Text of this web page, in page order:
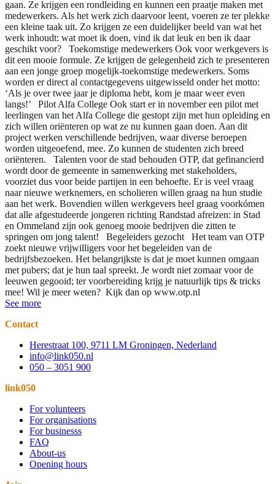
gaan. Ze krijgen een rondleiding en kunnen een praatje maken met
medewerkers. Als het werk zich daarvoor leent, voeren ze ter plekke
een kleine taak uit. Zo krijgen ze een duidelijker beeld van wat het
werk inhoudt: wat moet ik doen, vind ik dat leuk en ben ik daar
geschikt voor? Toekomstige medewerkers Ook voor werkgevers is
dit een mooie formule. Ze krijgen de gelegenheid zich te presenteren
aan een jonge groep mogelijk-toekomstige medewerkers. Soms
worden er direct al contactgegevens uitgewisseld onder het motto:
‘Als je over twee jaar je diploma hebt, kom je maar weer even
langs!’ Pilot Alfa College Ook start er in november een pilot met
leerlingen van het Alfa College die gestopt zijn met hun opleiding en
zich willen oriënteren op wat ze nu kunnen gaan doen. Aan dit
project werken verschillende bedrijven, waar diverse beroepen
worden uitgeoefend, mee. Zo kunnen de studenten zich breed
oriënteren. Talenten voor de stad behouden OTP, dat gefinancierd
wordt door de gemeente in samenwerking met stakeholders,
voorziet dus voor beide partijen in een behoefte. Er is veel vraag
naar nieuwe werknemers, en scholieren willen graag na hun studie
aan het werk. Bovendien willen werkgevers heel graag voorkómen
dat alle afgestudeerde jongeren richting Randstad afreizen: in Stad
en Ommeland zijn ook genoeg mooie bedrijven die zitten te
springen om jong talent! Begeleiders gezocht Het team van OTP
zoekt nieuwe vrijwilligers voor het begeleiden van de
bedrijfsbezoeken. Het belangrijkste is dat je moet kunnen omgaan
met pubers; dat je hun taal spreekt. Je wordt niet zomaar voor de
leeuwen gegooid; ter voorbereiding krijg je natuurlijk tips & tricks
mee! Wil je meer weten? Kijk dan op www.otp.nl
See more
Contact
Herestraat 100, 9711 LM Groningen, Nederland
info@link050.nl
050 – 3051 900
link050
For volunteers
For organisations
For businesss
FAQ
About-us
Opening hours